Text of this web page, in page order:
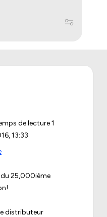
de lecture 1
13:33
25,000ième
distributeur